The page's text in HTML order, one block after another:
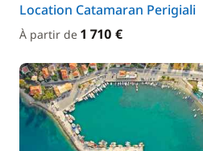
Location Catamaran Perigiali
À partir de 1 710 €